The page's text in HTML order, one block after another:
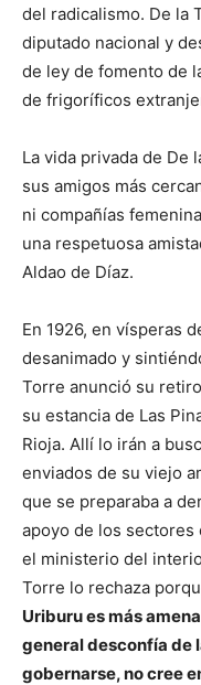
del radicalismo. De la
diputado nacional y
de ley de fomento de
de frigoríficos
La vida privada de De
sus amigos más
ni compañías
una respetuosa
Aldao de Díaz.
En 1926, en vísperas
desanimado y
Torre anunció su
su estancia de Las
Rioja. Allí lo irán a
enviados de su viejo
que se preparaba a
apoyo de los
el ministerio del
Torre lo rechaza
Uriburu es más
general desconfía de
gobernarse, no cree